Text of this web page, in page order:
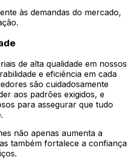
às demandas do mercado,
de alta qualidade em nossos
e eficiência em cada
são cuidadosamente
aos padrões exigidos, e
para assegurar que tudo
não apenas aumenta a
também fortalece a confiança